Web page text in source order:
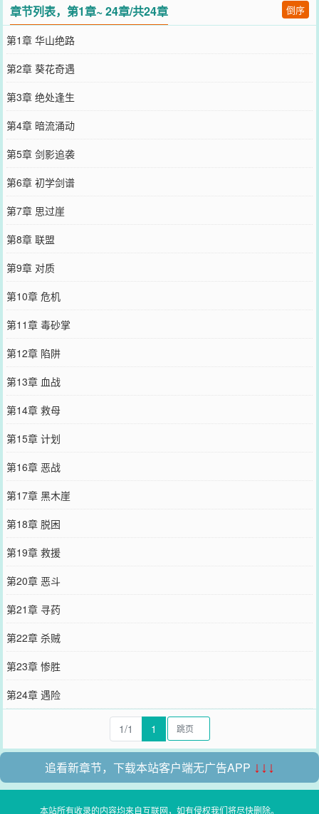
章节列表，第1章~ 24章/共24章 倒序
第1章 华山绝路
第2章 葵花奇遇
第3章 绝处逢生
第4章 暗流涌动
第5章 剑影追袭
第6章 初学剑谱
第7章 思过崖
第8章 联盟
第9章 对质
第10章 危机
第11章 毒砂掌
第12章 陷阱
第13章 血战
第14章 救母
第15章 计划
第16章 恶战
第17章 黑木崖
第18章 脱困
第19章 救援
第20章 恶斗
第21章 寻药
第22章 杀贼
第23章 惨胜
第24章 遇险
1/1 1
追看新章节，下载本站客户端无广告APP ↓↓↓
本站所有收录的内容均来自互联网，如有侵权我们将尽快删除。